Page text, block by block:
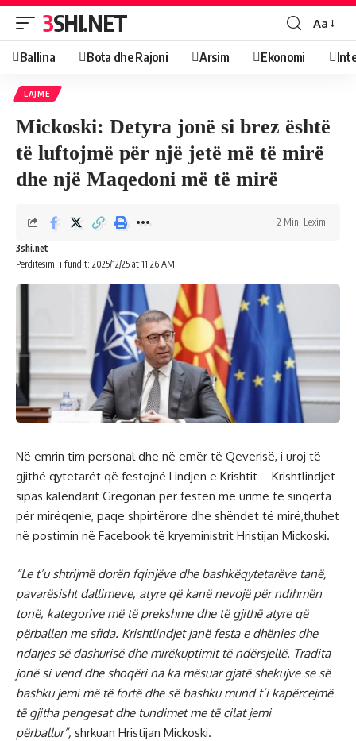
3SHI.NET Aa
Ballina Bota dhe Rajoni Arsim Ekonomi
LAJME
Mickoski: Detyra jonë si brez është
të luftojmë për një jetë më të mirë
dhe një Maqedoni më të mirë
Përditësimi i fundit: 2025/12/25 at 11:26 AM
3shi.net
2 Min. Leximi
Në emrin tim personal dhe në emër të Qeverisë, i uroj të
gjithë qytetarët që festojnë Lindjen e Krishtit – Krishtlindjet
sipas kalendarit Gregorian për festën me urime të sinqerta
për mirëqenie, paqe shpirtërore dhe shëndet të mirë,thuhet
në postimin në Facebook të kryeministrit Hristijan Mickoski.
“Le t’u shtrijmë dorën fqinjëve dhe bashkëqytetarëve tanë,
pavarësisht dallimeve, atyre që kanë nevojë për ndihmën
tonë, kategorive më të prekshme dhe të gjithë atyre që
përballen me sfida. Krishtlindjet janë festa e dhënies dhe
ndarjes së dashurisë dhe mirëkuptimit të ndërsjellë. Tradita
jonë si vend dhe shoqëri na ka mësuar gjatë shekujve se së
bashku jemi më të fortë dhe së bashku mund t’i kapërcejmë
të gjitha pengesat dhe tundimet me të cilat jemi
përballur”, shrkuan Hristijan Mickoski.